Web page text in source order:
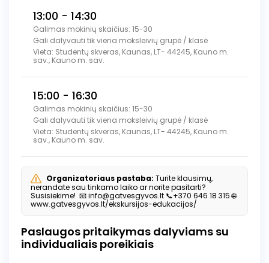
13:00 - 14:30
Galimas mokinių skaičius: 15-30
Gali dalyvauti tik viena moksleivių grupė / klasė
Vieta: Studentų skveras, Kaunas, LT- 44245, Kauno m.
sav., Kauno m. sav.
15:00 - 16:30
Galimas mokinių skaičius: 15-30
Gali dalyvauti tik viena moksleivių grupė / klasė
Vieta: Studentų skveras, Kaunas, LT- 44245, Kauno m.
sav., Kauno m. sav.
Organizatoriaus pastaba: Turite klausimų,
nerandate sau tinkamo laiko ar norite pasitarti?
Susisiekime! 📧 info@gatvesgyvos.lt 📞+370 646 18 315 🌐
www.gatvesgyvos.lt/ekskursijos-edukacijos/
Paslaugos pritaikymas dalyviams su
individualiais poreikiais